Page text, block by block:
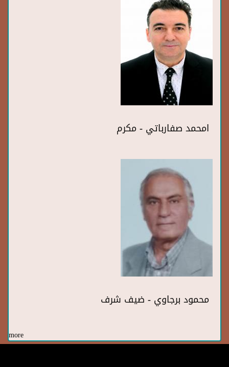
امحمد صفارباتي - مكرم
محمود برجاوي - ضيف شرف
more